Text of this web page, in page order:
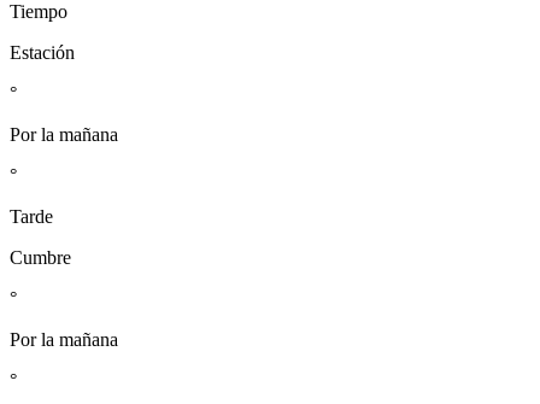
Tiempo
Estación
°
Por la mañana
°
Tarde
Cumbre
°
Por la mañana
°